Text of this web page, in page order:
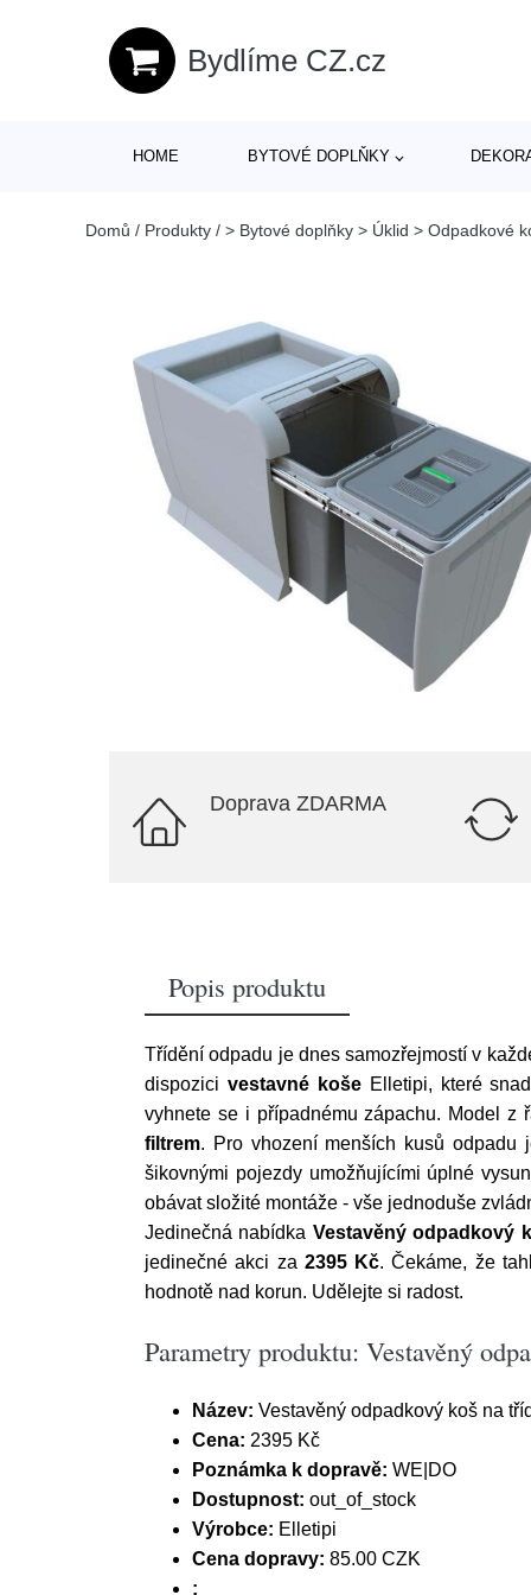
Bydlíme CZ.cz
HOME BYTOVÉ DOPLŇKY
Domů / Produkty / > Bytové doplňky > Úklid > Odpadkové
Doprava ZDARMA
Popis produktu
Třídění odpadu je dnes samozřejmostí v
dispozici vestavné košeElletipi, které
vyhnete se i případnému zápachu. Model
filtrem. Pro vhození menších kusů odpadu
šikovnými pojezdy umožňujícími úplné
obávat složité montáže - vše jednoduše
Jedinečná nabídka Vestavěný odpadkový
jedinečné akci za 2395 Kč. Čekáme, že
hodnotě nad korun. Udělejte si radost.
Parametry produktu: Vestavěný
Název: Vestavěný odpadkový koš na
Cena: 2395 Kč
Poznámka k dopravě: WE|DO
Dostupnost: out_of_stock
Výrobce: Elletipi
Cena dopravy: 85.00 CZK
: